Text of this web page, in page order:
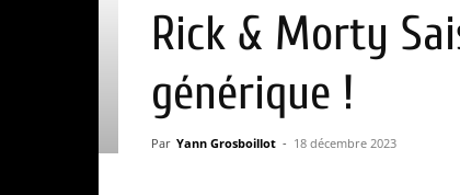
Rick & Morty
générique !
Par Yann Grosboillot - 18 décembre 2023